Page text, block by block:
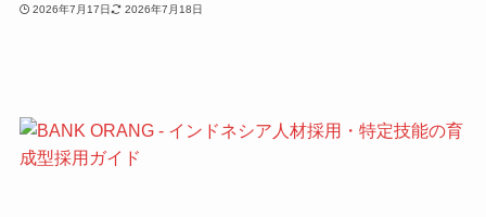
2026年7月17日 2026年7月18日